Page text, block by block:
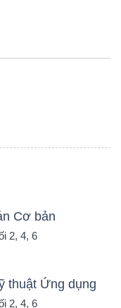
Cơ bản
2, 4, 6
thuật Ứng dụng
2, 4, 6